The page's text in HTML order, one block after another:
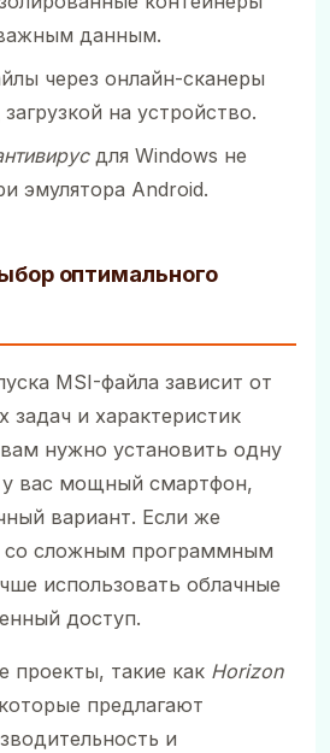
данным.
через онлайн-сканеры
на устройство.
для Windows не
эмулятора Android.
оптимального
MSI-файла зависит от
задач и характеристик
нужно установить одну
у вас мощный смартфон,
вариант. Если же
со сложным программным
использовать облачные
доступ.
проекты, такие как Horizon
предлагают
и